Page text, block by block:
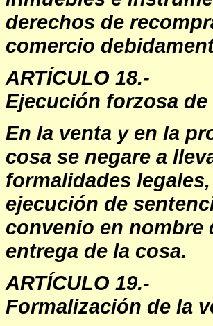
derechos de
comercio
ARTÍCULO 18.-
Ejecución forzosa de
En la venta y en la
cosa se negare a
formalidades
ejecución de
convenio en nombre
entrega de la cosa.
ARTÍCULO 19.-
Formalización de la